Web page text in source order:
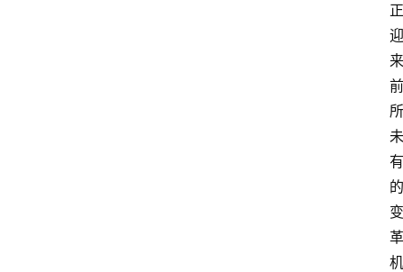
正
迎
来
前
所
未
有
的
变
革
机